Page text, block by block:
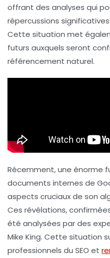
offrant des analyses qui
répercussions
Cette situation met
futurs auxquels seront
référencement naturel.
Récemment, une énorme
documents internes de
aspects cruciaux de son
Ces révélations,
été analysées par des
Mike King. Cette situation
professionnels du SEO et